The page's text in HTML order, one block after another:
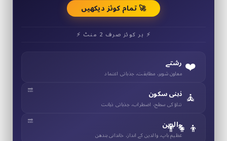
🚀 تمام کوئز دیکھیں
⚡ ہر کوئز صرف 2 منٹ ⚡
❤️ رشتے
معاون شوہر، مطابقت، جذباتی اعتماد
🧘 ذہنی سکون
تناؤ کی سطح، اضطراب، جذباتی ذہانت
👨‍👧‍👦
والدین
عظیم باپ، والدین کے انداز، خاندانی بندھن